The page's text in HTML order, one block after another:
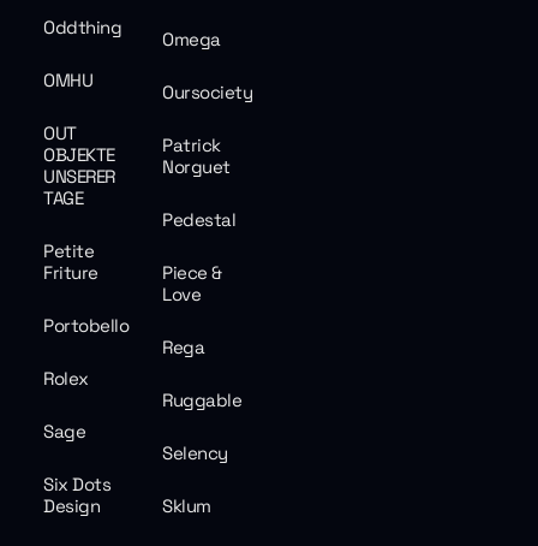
Oddthing
Omega
OMHU
Oursociety
OUT
OBJEKTE
UNSERER
TAGE
Patrick
Norguet
Pedestal
Petite
Friture
Piece &
Love
Portobello
Rega
Rolex
Ruggable
Sage
Selency
Six Dots
Design
Sklum